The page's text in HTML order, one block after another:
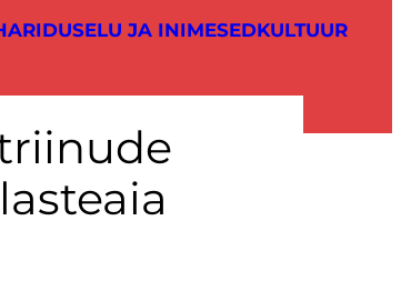
ELU JA INIMESEDKULTUUR